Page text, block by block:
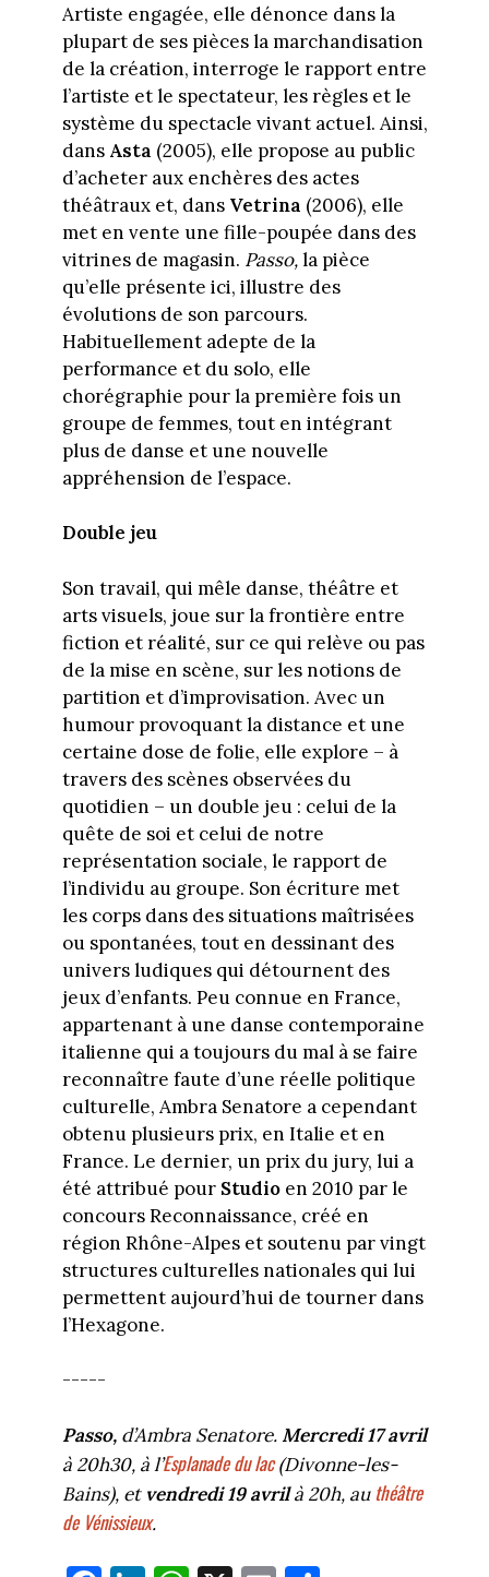
Artiste engagée, elle dénonce dans la
plupart de ses pièces la marchandisation
de la création, interroge le rapport entre
l’artiste et le spectateur, les règles et le
système du spectacle vivant actuel. Ainsi,
dans Asta (2005), elle propose au public
d’acheter aux enchères des actes
théâtraux et, dans Vetrina (2006), elle
met en vente une fille-poupée dans des
vitrines de magasin. Passo,la pièce
qu’elle présente ici, illustre des
évolutions de son parcours.
Habituellement adepte de la
performance et du solo, elle
chorégraphie pour la première fois un
groupe de femmes, tout en intégrant
plus de danse et une nouvelle
appréhension de l’espace.
Double jeu
Son travail, qui mêle danse, théâtre et
arts visuels, joue sur la frontière entre
fiction et réalité, sur ce qui relève ou pas
de la mise en scène, sur les notions de
partition et d’improvisation. Avec un
humour provoquant la distance et une
certaine dose de folie, elle explore – à
travers des scènes observées du
quotidien – un double jeu : celui de la
quête de soi et celui de notre
représentation sociale, le rapport de
l’individu au groupe. Son écriture met
les corps dans des situations maîtrisées
ou spontanées, tout en dessinant des
univers ludiques qui détournent des
jeux d’enfants. Peu connue en France,
appartenant à une danse contemporaine
italienne qui a toujours du mal à se faire
reconnaître faute d’une réelle politique
culturelle, Ambra Senatore a cependant
obtenu plusieurs prix, en Italie et en
France. Le dernier, un prix du jury, lui a
été attribué pour Studioen 2010 par le
concours Reconnaissance, créé en
région Rhône-Alpes et soutenu par vingt
structures culturelles nationales qui lui
permettent aujourd’hui de tourner dans
l’Hexagone.
-----
Passo, d’Ambra Senatore.Mercredi 17 avril
à 20h30, à l’Esplanade du lac(Divonne-les-
Bains), et vendredi 19 avrilà 20h, au théâtre
de Vénissieux.